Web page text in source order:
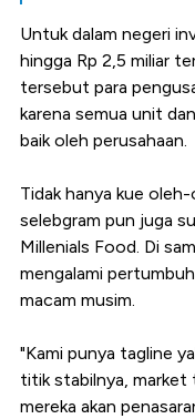
Untuk dalam negeri
hingga Rp 2,5 miliar
tersebut para
karena semua unit
baik oleh perusahaan.
Tidak hanya kue
selebgram pun juga
Millenials Food. Di
mengalami
macam musim.
"Kami punya tagline
titik stabilnya, market
mereka akan